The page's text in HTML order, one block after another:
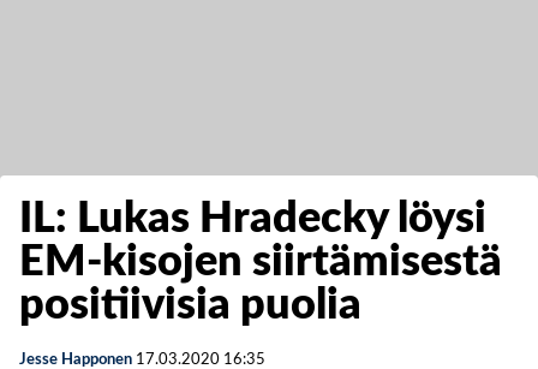
IL: Lukas Hradecky löysi
EM-kisojen siirtämisestä
positiivisia puolia
Jesse Happonen 17.03.2020 16:35